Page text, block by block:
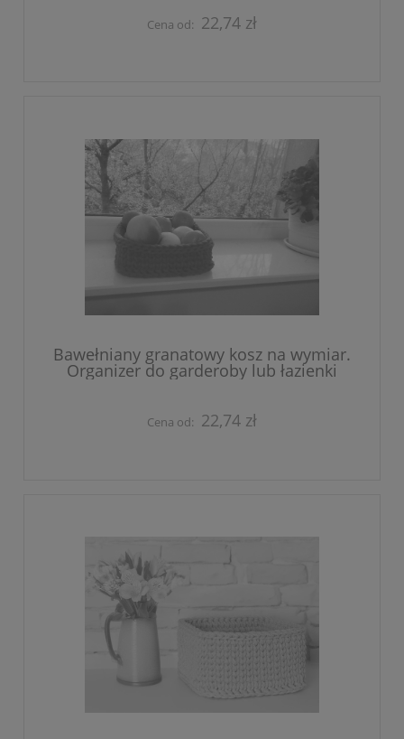
Cena od: 22,74 zł
Bawełniany granatowy kosz na wymiar.
Organizer do garderoby lub łazienki
Cena od: 22,74 zł